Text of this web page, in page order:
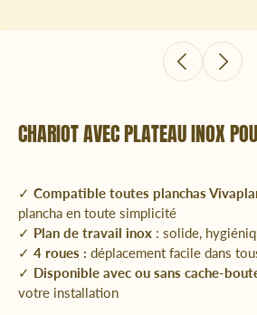
CHARIOT AVEC PLATEAU INOX
✓ Compatible toutes planchas
plancha en toute simplicité
✓ Plan de travail inox : solide,
✓ 4 roues : déplacement facile dans
✓ Disponible avec ou sans cache-
votre installation